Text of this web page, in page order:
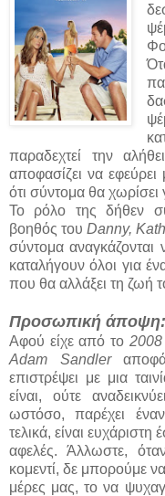
παραδεχτεί την
αποφασίζει να εφεύρει
ότι σύντομα θα χωρίσει
Το ρόλο της δήθεν
βοηθός του Danny,
σύντομα αναγκάζονται
καταλήγουν όλοι για
που θα αλλάξει τη ζωή
Προσωπική άποψη:
Αφού είχε από το 2008
Adam Sandler
επιστρέψει με μια
είναι, ούτε
ωστόσο, παρέχει
τελικά, είναι
αφελές. Άλλωστε,
κομεντί, δε μπορούμε
μέρες μας, το να